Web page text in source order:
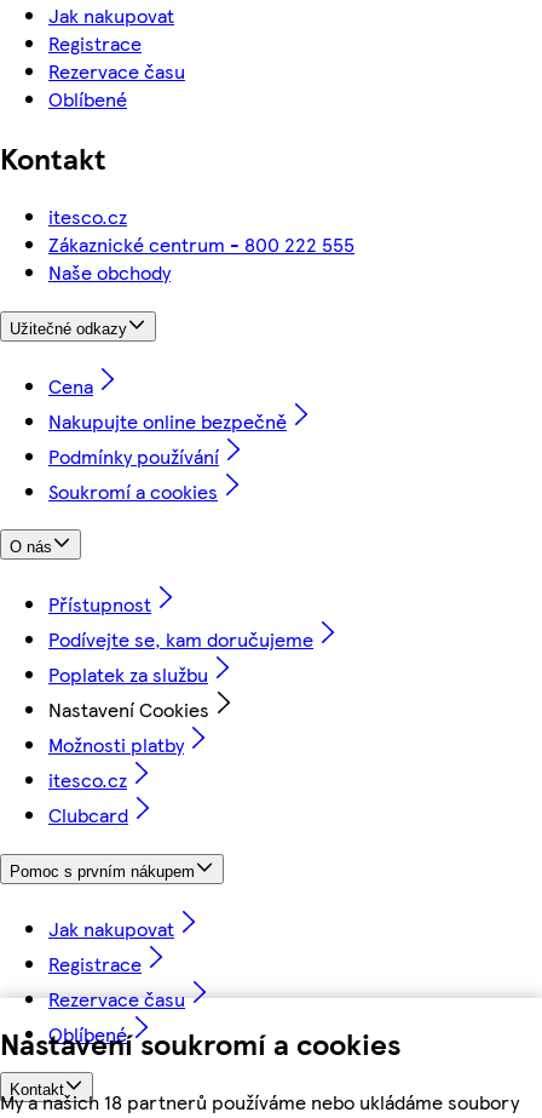
Nastavení soukromí a cookies
My a našich 18 partnerů používáme nebo ukládáme soubory
Jak nakupovat
Registrace
Rezervace času
Oblíbené
Kontakt
itesco.cz
Zákaznické centrum - 800 222 555
Naše obchody
Užitečné odkazy
Cena
Nakupujte online bezpečně
Podmínky používání
Soukromí a cookies
O nás
Přístupnost
Podívejte se, kam doručujeme
Poplatek za službu
Nastavení Cookies
Možnosti platby
itesco.cz
Clubcard
Pomoc s prvním nákupem
Jak nakupovat
Registrace
Rezervace času
Oblíbené
Kontakt